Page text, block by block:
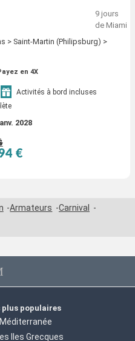
9 jours
de Miami
> Saint-Martin (Philipsburg) >
en 4X
Activités à bord incluses
2028
€
Armateurs
Carnival
populaires
Iles Grecques